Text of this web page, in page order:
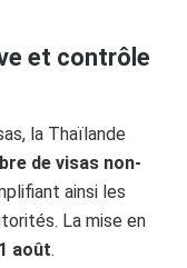
et contrôle
la Thaïlande
de visas non-
ainsi les
La mise en
août.